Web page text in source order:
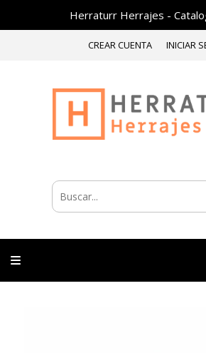
Herraturr Herrajes -
CREAR CUENTA INICIAR